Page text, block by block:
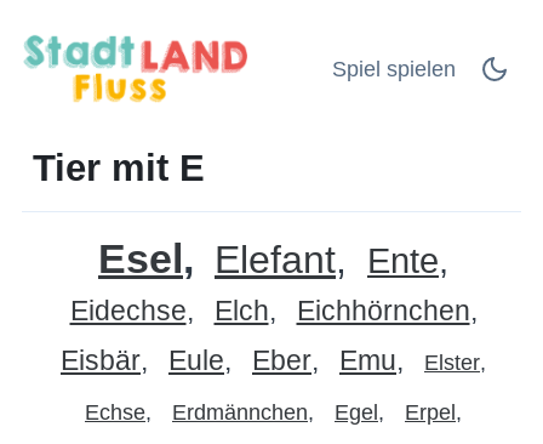
Spiel spielen
Tier mit E
Esel Elefant Ente
Eidechse Elch
Eichhörnchen
Eisbär
Eule Eber Emu Elster
Echse Erdmännchen Egel Erpel